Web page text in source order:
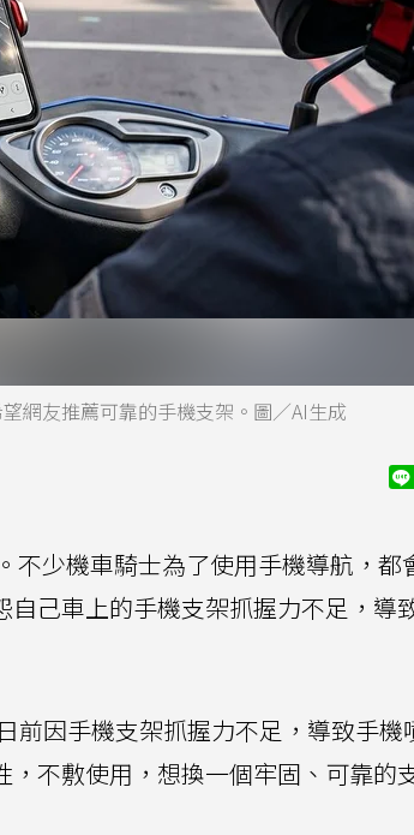
網友推薦可靠的手機支架。圖／AI生成
不少機車騎士為了使用手機導航，都
自己車上的手機支架抓握力不足，導
前因手機支架抓握力不足，導致手機
不敷使用，想換一個牢固、可靠的